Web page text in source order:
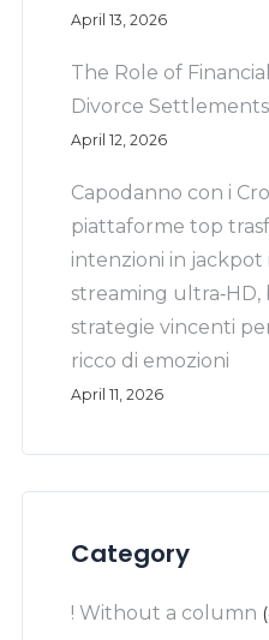
April 13, 2026
The Role of
Divorce Settlements
April 12, 2026
Capodanno con i
piattaforme top
intenzioni in jackpot
streaming ultra‑HD,
strategie vincenti
ricco di emozioni
April 11, 2026
Category
! Without a column